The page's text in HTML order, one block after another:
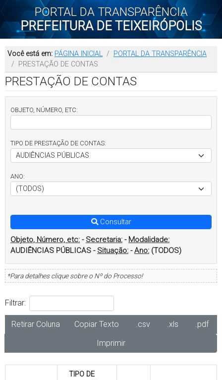
PORTAL DA TRANSPARÊNCIA
PREFEITURA DE TEIXEIRÓPOLIS
Você está em: PÁGINA INICIAL
PORTAL DA TRANSPARÊNCIA
PRESTAÇÃO DE CONTAS
PRESTAÇÃO DE CONTAS
OBJETO, NÚMERO, ETC:
TIPO DE PRESTAÇÃO DE CONTAS:
ANO:
Consultar
Objeto, Número, etc: - Secretaria: - Modalidade:
AUDIÊNCIAS PÚBLICAS - Situação: -Ano: (TODOS)
*Para detalhes clique sobre o Nº do Processo!
Filtrar:
Retirar Coluna Copiar Texto .csv .xls
.pdf
Imprimir
TIPO DE